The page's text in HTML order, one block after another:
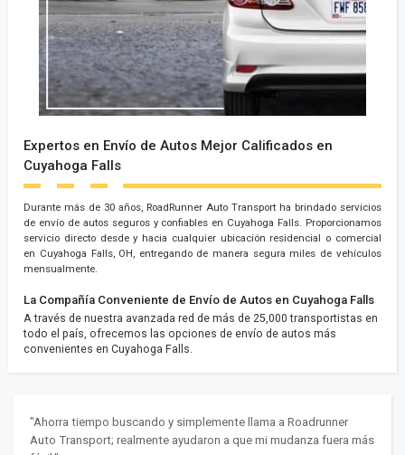
Expertos en Envío de Autos Mejor Calificados en
Cuyahoga Falls
Durante más de 30 años, RoadRunner Auto Transport ha brindado servicios
de envío de autos seguros y confiables en Cuyahoga Falls. Proporcionamos
servicio directo desde y hacia cualquier ubicación residencial o comercial
en Cuyahoga Falls, OH, entregando de manera segura miles de vehículos
mensualmente.
La Compañía Conveniente de Envío de Autos en Cuyahoga Falls
A través de nuestra avanzada red de más de 25,000 transportistas en
todo el país, ofrecemos las opciones de envío de autos más
convenientes en Cuyahoga Falls.
"Ahorra tiempo buscando y simplemente llama a Roadrunner
Auto Transport; realmente ayudaron a que mi mudanza fuera más